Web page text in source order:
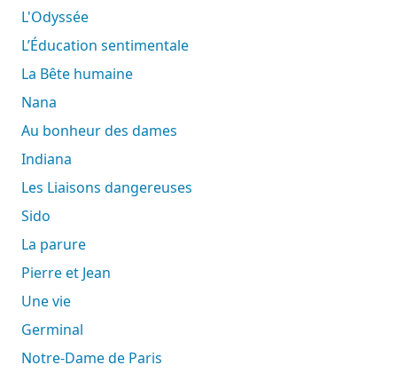
L'Odyssée
L’Éducation sentimentale
La Bête humaine
Nana
Au bonheur des dames
Indiana
Les Liaisons dangereuses
Sido
La parure
Pierre et Jean
Une vie
Germinal
Notre-Dame de Paris